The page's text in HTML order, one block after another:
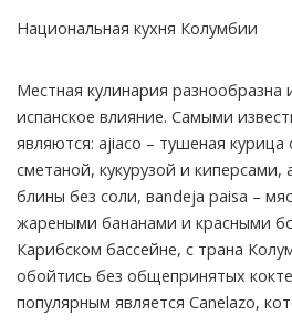
Национальная кухня Колумбии
Местная кулинария разнообразна
испанское влияние. Самыми
являются: аjiaco – тушеная курица
сметаной, кукурузой и киперсами,
блины без соли, вandeja paisa –
жареными бананами и красными
Карибском бассейне, с трана
обойтись без общепринятых
популярным является Canelazo,